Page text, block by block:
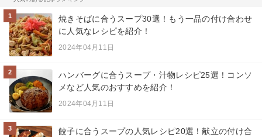
1
焼きそばに合うスープ30選！もう一品の付け合わせ
に人気なレシピを紹介！
2024年04月11日
2
ハンバーグに合うスープ・汁物レシピ25選！コンソ
メなど人気のおすすめを紹介！
2024年04月11日
3
餃子に合うスープの人気レシピ20選！献立の付け合